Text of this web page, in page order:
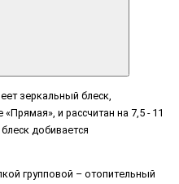
зеркальный блеск,
и рассчитан на 7,5 - 11
добивается
групповой – отопительный